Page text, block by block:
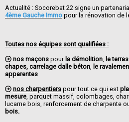
Actualité : Socorebat 22 signe un
4ème Gauche Immo pour la rénovation de
Toutes nos équipes sont qualifiées :
nos maçonspour la démolition, le
chapes, carrelage dalle béton, le
apparentes
nos charpentierspour tout ce qui est
mesure, parquet massif, colombages,
lucarne bois, renforcement de charpente
bois.